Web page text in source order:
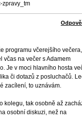
zpravy_tm
programu včerejšího
včas na večer s Adamem
Je v moci hlavního hosta
či dotazů z posluchačů.
zacílení, to uznávám.
kolegu, tak osobně až
osobní diskuzi, než na